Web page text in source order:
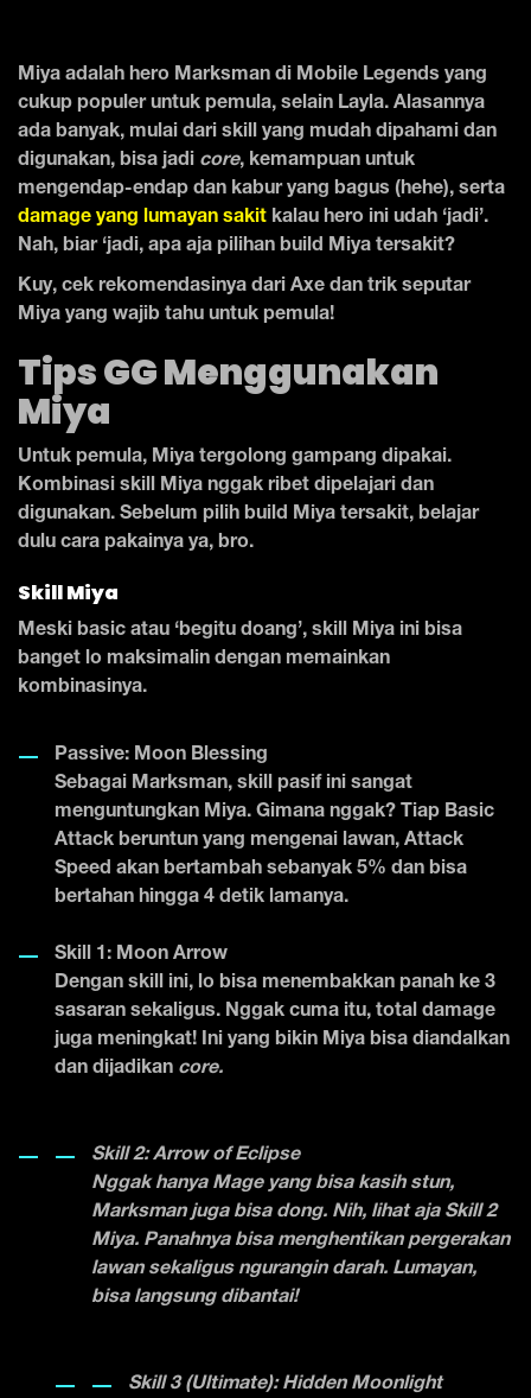
Miya adalah hero Marksman di Mobile Legends yang
cukup populer untuk pemula, selain Layla. Alasannya
ada banyak, mulai dari skill yang mudah dipahami dan
digunakan, bisa jadi core, kemampuan untuk
mengendap-endap dan kabur yang bagus (hehe), serta
damage yang lumayan sakit kalau hero ini udah ‘jadi’.
Nah, biar ‘jadi, apa aja pilihan build Miya tersakit?
Kuy, cek rekomendasinya dari Axe dan trik seputar
Miya yang wajib tahu untuk pemula!
Tips GG Menggunakan
Miya
Untuk pemula, Miya tergolong gampang dipakai.
Kombinasi skill Miya nggak ribet dipelajari dan
digunakan. Sebelum pilih build Miya tersakit, belajar
dulu cara pakainya ya, bro.
Skill Miya
Meski basic atau ‘begitu doang’, skill Miya ini bisa
banget lo maksimalin dengan memainkan
kombinasinya.
Passive: Moon Blessing
Sebagai Marksman, skill pasif ini sangat
menguntungkan Miya. Gimana nggak? Tiap Basic
Attack beruntun yang mengenai lawan, Attack
Speed akan bertambah sebanyak 5% dan bisa
bertahan hingga 4 detik lamanya.
Skill 1: Moon Arrow
Dengan skill ini, lo bisa menembakkan panah ke 3
sasaran sekaligus. Nggak cuma itu, total damage
juga meningkat! Ini yang bikin Miya bisa diandalkan
dan dijadikan core.
Skill 2: Arrow of Eclipse
Nggak hanya Mage yang bisa kasih stun,
Marksman juga bisa dong. Nih, lihat aja Skill 2
Miya. Panahnya bisa menghentikan pergerakan
lawan sekaligus ngurangin darah. Lumayan,
bisa langsung dibantai!
Skill 3 (Ultimate): Hidden Moonlight